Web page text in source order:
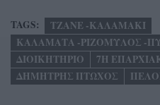
TAGS:
ΤΖΑΝΕ -ΚΑΛΑΜΑΚΙ
ΚΑΛΑΜΑΤΑ -ΡΙΖΟΜΥΛΟΣ -
ΔΙΟΙΚΗΤΗΡΙΟ
7Η
ΔΗΜΗΤΡΗΣ ΠΤΩΧΟΣ